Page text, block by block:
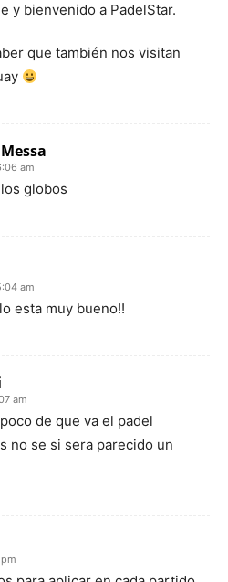
y bienvenido a PadelStar.
que también nos visitan
am
globos
am
esta muy bueno!!
am
de que va el padel
no se si sera parecido un